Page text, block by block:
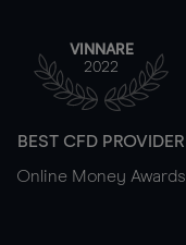
VINNARE
2022
BEST CFD PROVIDER
Online Money Awards